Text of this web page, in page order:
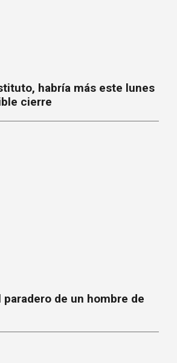
habría más este lunes
cierre
de un hombre de